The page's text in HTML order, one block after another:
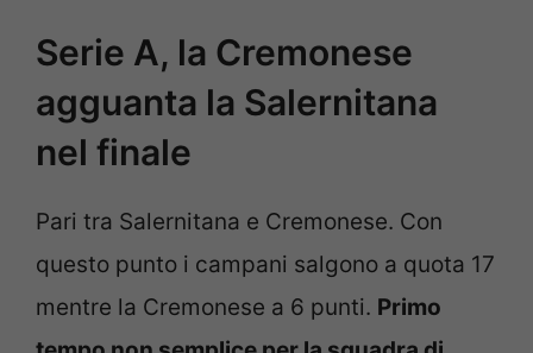
Serie A, la Cremonese
agguanta la Salernitana
nel finale
Pari tra Salernitana e Cremonese. Con
questo punto i campani salgono a quota 17
mentre la Cremonese a 6 punti. Primo